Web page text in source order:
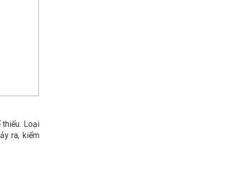
thiếu. Loại
ra, kiểm